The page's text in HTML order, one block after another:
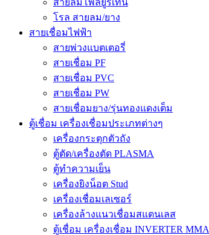
สายลมโพลียูรีเทน
โรล สายลม/ยาง
สายเชื่อมไฟฟ้า
สายพ่วงแบตเตอรี่
สายเชื่อม PF
สายเชื่อม PVC
สายเชื่อม PW
สายเชื่อมยาง/รุ่นทองแดงเต็ม
ตู้เชื่อม เครื่องเชื่อมประเภทต่างๆ
เครื่องกระตุกตัวถัง
ตู้ตัด/เครื่องตัด PLASMA
ตู้ทำความเย็น
เครื่องยิงน็อต Stud
เครื่องเชื่อมเลเซอร์
เครื่องล้างแนวเชื่อมสแตนเลส
ตู้เชื่อม เครื่องเชื่อม INVERTER MMA